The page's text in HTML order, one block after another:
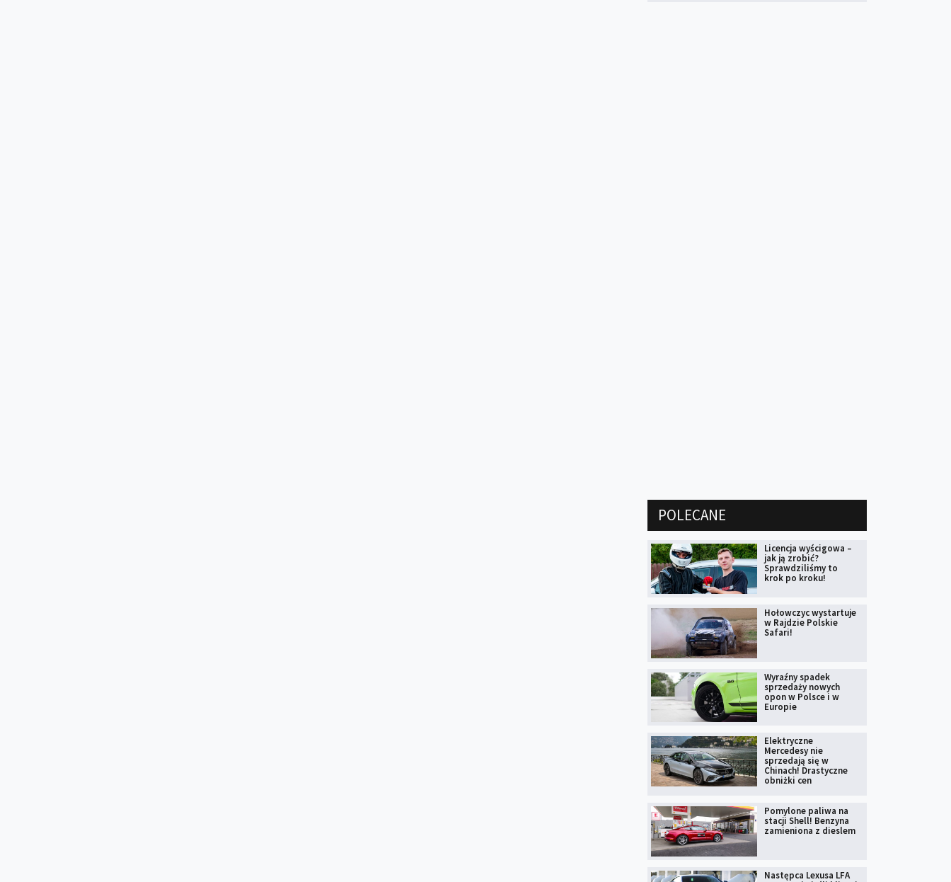
POLECANE
Licencja wyścigowa –
jak ją zrobić?
Sprawdziliśmy to
krok po kroku!
Hołowczyc wystartuje
w Rajdzie Polskie
Safari!
Wyraźny spadek
sprzedaży nowych
opon w Polsce i w
Europie
Elektryczne
Mercedesy nie
sprzedają się w
Chinach! Drastyczne
obniżki cen
Pomylone paliwa na
stacji Shell! Benzyna
zamieniona z dieslem
Następca Lexusa LFA